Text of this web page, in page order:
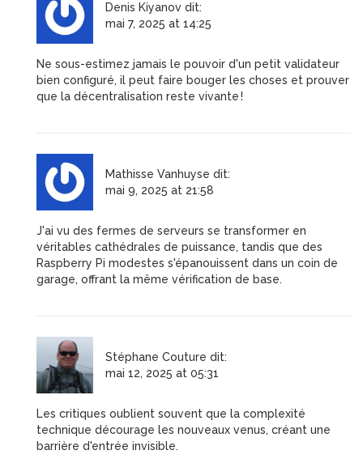
Denis Kiyanov dit:
mai 7, 2025 at 14:25
Ne sous-estimez jamais le pouvoir d'un petit validateur
bien configuré, il peut faire bouger les choses et prouver
que la décentralisation reste vivante !
Mathisse Vanhuyse dit:
mai 9, 2025 at 21:58
J'ai vu des fermes de serveurs se transformer en
véritables cathédrales de puissance, tandis que des
Raspberry Pi modestes s'épanouissent dans un coin de
garage, offrant la même vérification de base.
Stéphane Couture dit:
mai 12, 2025 at 05:31
Les critiques oublient souvent que la complexité
technique décourage les nouveaux venus, créant une
barrière d'entrée invisible.